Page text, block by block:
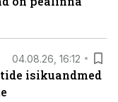
04.08.26, 16:12
isikuandmed